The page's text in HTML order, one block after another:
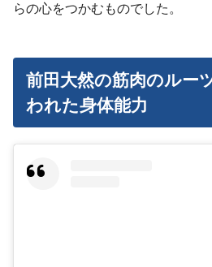
らの心をつかむものでした。
前田大然の筋肉のルー
われた身体能力